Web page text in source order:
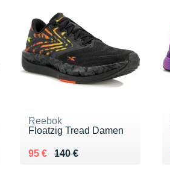
Reebok
Floatzig Tread Damen
140 €
Au lieu de 140 €
95 €
Vendu 95 €